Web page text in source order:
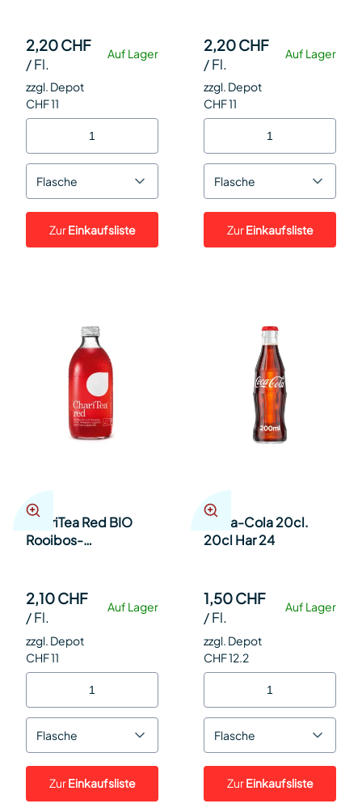
Auf Lager
2,20 CHF
/Fl.
zzgl. Depot
CHF 11
Flasche
ZurEinkaufsliste
Auf Lager
2,20 CHF
/Fl.
zzgl. Depot
CHF 11
Flasche
ZurEinkaufsliste
ChariTea Red BIO
Rooibos-
Auf Lager
2,10 CHF
/Fl.
zzgl. Depot
CHF 11
Flasche
ZurEinkaufsliste
Coca-Cola 20cl.
20cl Har 24
Auf Lager
1,50 CHF
/Fl.
zzgl. Depot
CHF 12.2
Flasche
ZurEinkaufsliste